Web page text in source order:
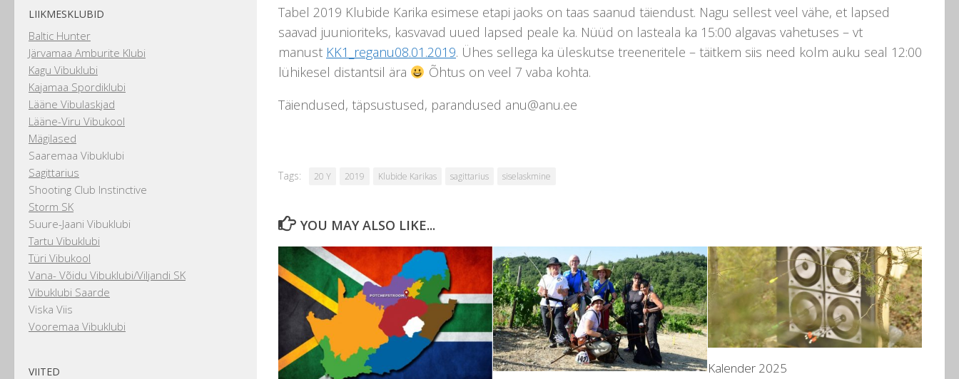
Tabel 2019 Klubide Karika esimese etapi jaoks on taas saanud täiendust. Nagu sellest veel vähe, et lapsed
saavad juunioriteks, kasvavad uued lapsed peale ka. Nüüd on lasteala ka 15:00 algavas vahetuses – vt
manust KK1_reganu08.01.2019. Ühes sellega ka üleskutse treeneritele – täitkem siis need kolm auku seal 12:00
lühikesel distantsil ära
Õhtus on veel 7 vaba kohta.
Täiendused, täpsustused, parandused anu@anu.ee
Tags: 20 Y 2019 Klubide Karikas sagittarius siselaskmine
YOU MAY ALSO LIKE...
Kalender 2025
LIIKMESKLUBID
Baltic Hunter
Järvamaa Amburite Klubi
Kagu Vibuklubi
Kajamaa Spordiklubi
Lääne Vibulaskjad
Lääne-Viru Vibukool
Mägilased
Saaremaa Vibuklubi
Sagittarius
Shooting Club Instinctive
Storm SK
Suure-Jaani Vibuklubi
Tartu Vibuklubi
Türi Vibukool
Vana- Võidu Vibuklubi/Viljandi SK
Vibuklubi Saarde
Viska Viis
Vooremaa Vibuklubi
VIITED